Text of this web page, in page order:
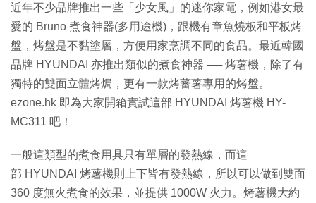
近年不少品牌推出一些「少女風」的迷你家電，例如港女最
愛的 Bruno 煮食神器(多用途機)，跟機有章魚燒板和平板烤
盤，烤盤是不黏塗層，方便用家烹調不同的食品。最近韓國
品牌 HYUNDAI 亦推出類似的煮食神器 ── 烤薯機，除了有
獨特的雙面立體烤焗，更有一款烤蕃薯專用的烤盤。
ezone.hk 即為大家開箱實試這部 HYUNDAI 烤薯機 HY-
MC311 吧！
一般這類型的煮食用具只有單層的發熱線，而這
部 HYUNDAI 烤薯機則上下皆有發熱線，所以可以做到雙面
360 度無火煮食的效果，並提供 1000W 火力。烤薯機大約